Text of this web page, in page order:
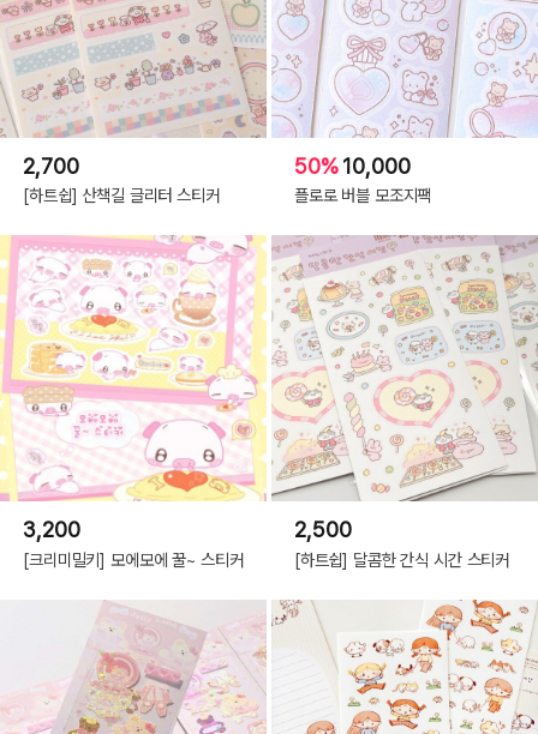
2,700
[하트쉽] 산책길 글리터 스티커
50%10,000
플로로 버블 모조지팩
3,200
[크리미밀키] 모에모에 꿀~ 스티커
2,500
[하트쉽] 달콤한 간식 시간 스티커